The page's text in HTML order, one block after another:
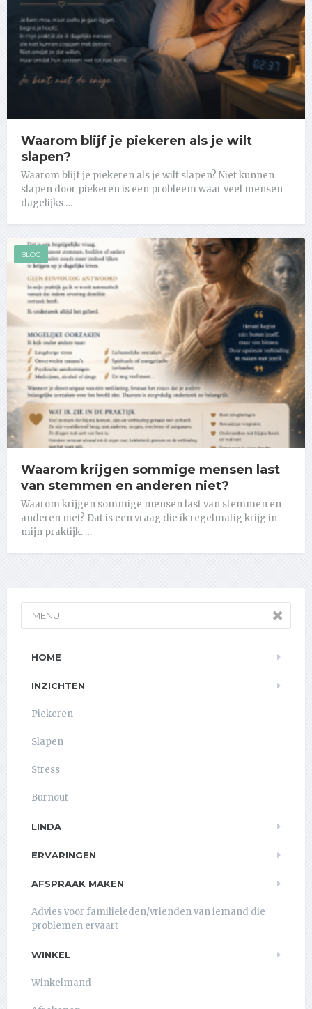
Waarom blijf je piekeren als je wilt
slapen?
Waarom blijf je piekeren als je wilt slapen? Niet kunnen
slapen door piekeren is een probleem waar veel mensen
dagelijks …
BLOG
Waarom krijgen sommige mensen last
van stemmen en anderen niet?
Waarom krijgen sommige mensen last van stemmen en
anderen niet? Dat is een vraag die ik regelmatig krijg in
mijn praktijk. …
MENU
HOME
INZICHTEN
Piekeren
Slapen
Stress
Burnout
LINDA
ERVARINGEN
AFSPRAAK MAKEN
Advies voor familieleden/vrienden van iemand die
problemen ervaart
WINKEL
Winkelmand